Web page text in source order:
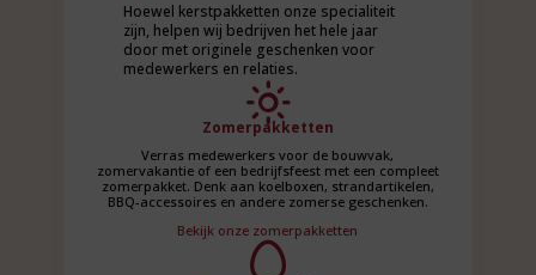
Hoewel kerstpakketten onze specialiteit
zijn, helpen wij bedrijven het hele jaar
door met originele geschenken voor
medewerkers en relaties.
Zomerpakketten
Verras medewerkers voor de bouwvak,
zomervakantie of een bedrijfsfeest met een compleet
zomerpakket. Denk aan koelboxen, strandartikelen,
BBQ-accessoires en andere zomerse geschenken.
Bekijk onze zomerpakketten